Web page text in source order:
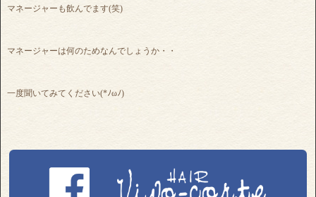
マネージャーも飲んでます(笑)
マネージャーは何のためなんでしょうか・・
一度聞いてみてください(*ﾉωﾉ)